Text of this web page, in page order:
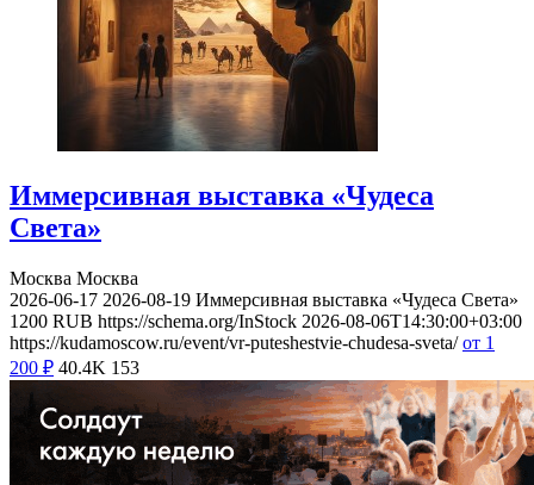
Иммерсивная выставка «Чудеса
Света»
Москва Москва
2026-06-17 2026-08-19 Иммерсивная выставка «Чудеса Света»
1200 RUB https://schema.org/InStock 2026-08-06T14:30:00+03:00
https://kudamoscow.ru/event/vr-puteshestvie-chudesa-sveta/ от 1
200 ₽ 40.4K 153